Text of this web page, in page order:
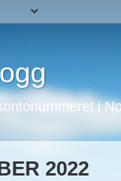
i
2022